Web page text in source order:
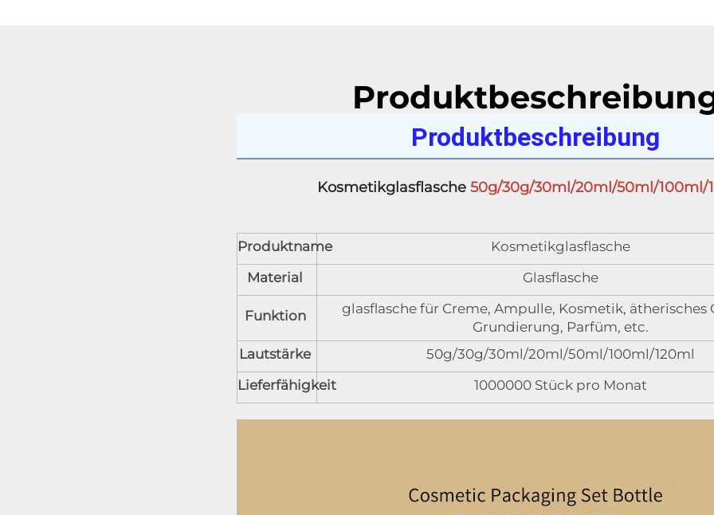
Produktbeschreibung
Kosmetikglasflasche 50g/30g/30ml/20ml/50ml/100ml/
Produktname
Kosmetikglasflasche
Material
Glasflasche
Funktion
glasflasche für Creme, Ampulle, Kosmetik, ätherisches
Grundierung, Parfüm, etc.
Lautstärke
50g/30g/30ml/20ml/50ml/100ml/120ml
Lieferfähigkeit
1000000 Stück pro Monat